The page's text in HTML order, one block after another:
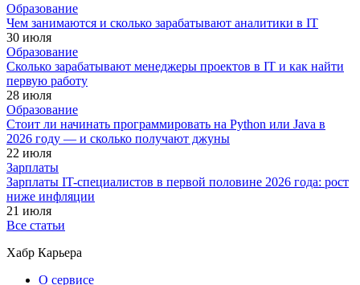
Образование
Чем занимаются и сколько зарабатывают аналитики в IT
30 июля
Образование
Сколько зарабатывают менеджеры проектов в IT и как найти
первую работу
28 июля
Образование
Стоит ли начинать программировать на Python или Java в
2026 году — и сколько получают джуны
22 июля
Зарплаты
Зарплаты IT-специалистов в первой половине 2026 года: рост
ниже инфляции
21 июля
Все статьи
Хабр Карьера
О сервисе